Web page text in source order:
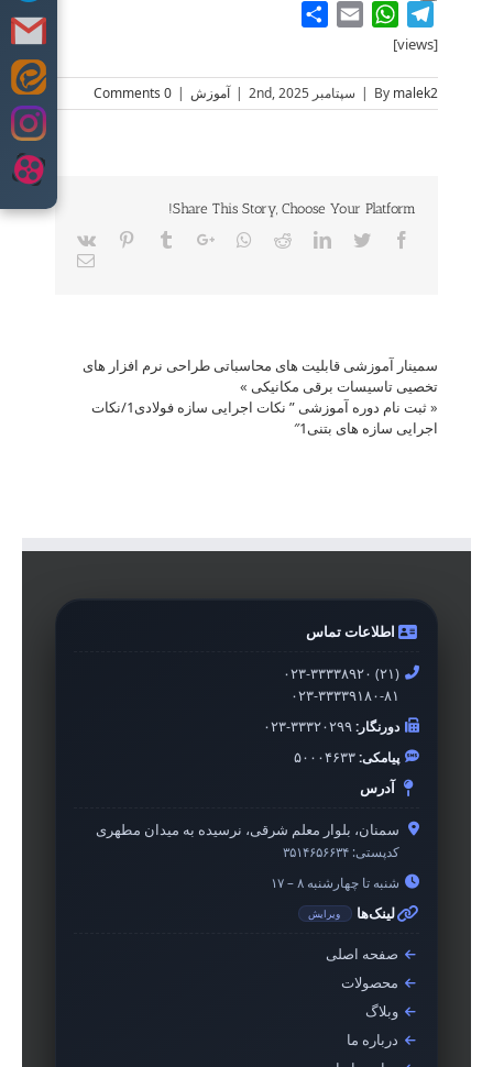
Skip
to
Telegram
WhatsApp
Email
[views]
By malek2
| سپتامبر 2nd, 2025 | آموزش |
0 Comments
Share This Story, Choose Your Platform!
Facebook
Twitter
LinkedIn
Reddit
Whatsapp
Google+
Tumblr
Pinterest
Vk
Email
سمینار آموزشی قابلیت های محاسباتی طراحی نرم افزار های
تخصیی تاسیسات برقی مکانیکی »
«
ثبت نام دوره آموزشی ” نکات اجرایی سازه فولادی1/نکات
اجرایی سازه های بتنی1″
اطلاعات تماس
۰۲۳-۳۳۳۳۸۹۲۰ (۲۱)
۰۲۳-۳۳۳۳۹۱۸۰-۸۱
دورنگار:۰۲۳-۳۳۳۲۰۲۹۹
پیامکی:۵۰۰۰۴۶۳۳
آدرس
سمنان، بلوار معلم شرقی، نرسیده به میدان مطهری
کدپستی: ۳۵۱۴۶۵۶۶۳۴
شنبه تا چهارشنبه ۸ – ۱۷
لینک‌ها ویرایش
صفحه اصلی
محصولات
وبلاگ
درباره ما